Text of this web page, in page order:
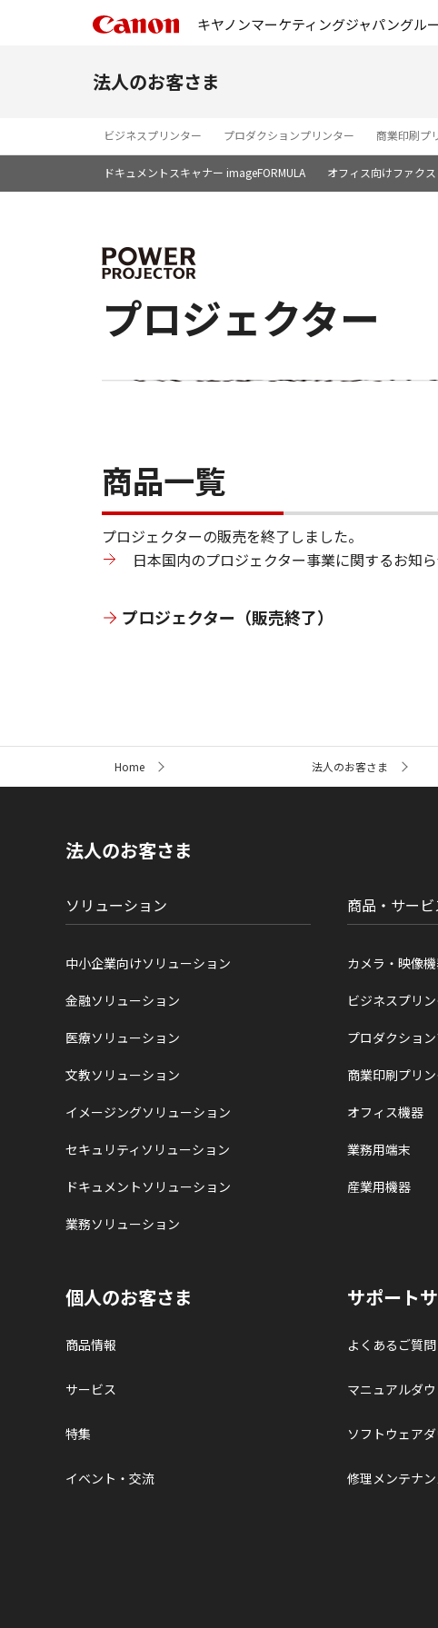
キヤノンマーケティングジャパングル
法人のお客さま
ビジネスプリンター プロダクションプリンター 商業印刷プ
ドキュメントスキャナー imageFORMULA オフィス向けファク
プロジェクター
商品一覧
プロジェクターの販売を終了しました。
日本国内のプロジェクター事業に関するお知
プロジェクター（販売終了）
ト
Home 法人のお客さま
法人のお客さま
ソリューション
中小企業向けソリューション
金融ソリューション
医療ソリューション
文教ソリューション
イメージングソリューション
セキュリティソリューション
ドキュメントソリューション
業務ソリューション
商品・サービ
カメラ・映像
ビジネスプリ
プロダクショ
商業印刷プリ
オフィス機器
業務用端末
産業用機器
個人のお客さま
商品情報
サービス
特集
イベント・交流
サポート
よくあるご質問
マニュアルダ
ソフトウェア
修理メンテナン